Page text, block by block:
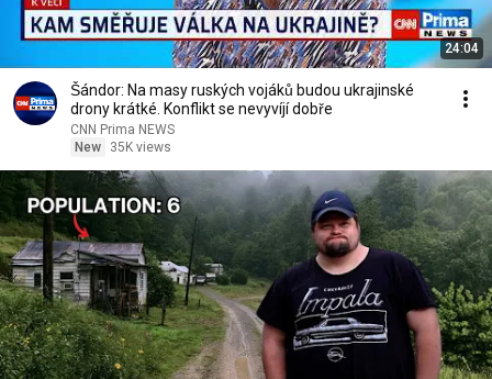
24:04
Šándor: Na masy ruských vojáků budou ukrajinské
drony krátké. Konflikt se nevyvíjí dobře
CNN Prima NEWS
New
35K views